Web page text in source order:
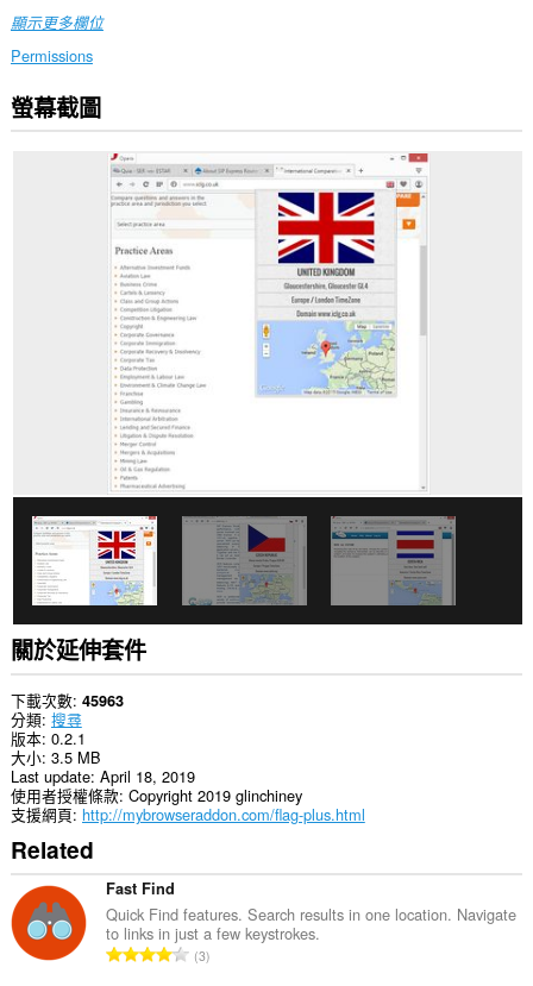
顯示更多欄位
Permissions
這
個
你
的
頁
籤
與
瀏
覽
活
動。
螢幕截圖
關於延伸套件
下載次數 45963
分類 搜尋
版本 0.2.1
大小 3.5 MB
Last update April 18, 2019
使用者授權條款 Copyright 2019 glinchiney
支援網頁 http://mybrowseraddon.com/flag-plus.html
Related
Fast Find
Quick Find features. Search results in one location. Navigate
to links in just a few keystrokes.
評
3